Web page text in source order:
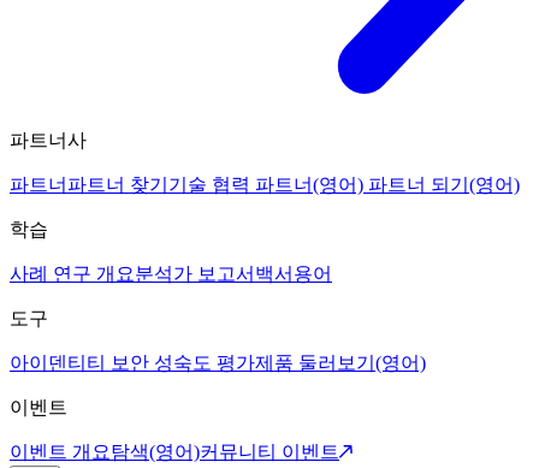
파트너사
파트너 파트너 찾기 기술 협력 파트너(영어) 파트너 되기(영어)
학습
사례 연구 개요분석가 보고서 백서 용어
도구
아이덴티티 보안 성숙도 평가제품 둘러보기(영어)
이벤트
이벤트 개요탐색(영어)커뮤니티 이벤트